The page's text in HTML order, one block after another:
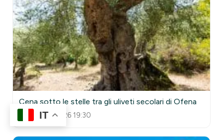
Cena sotto le stelle tra gli uliveti secolari di Ofena
11 Agosto 2026 19:30
IT